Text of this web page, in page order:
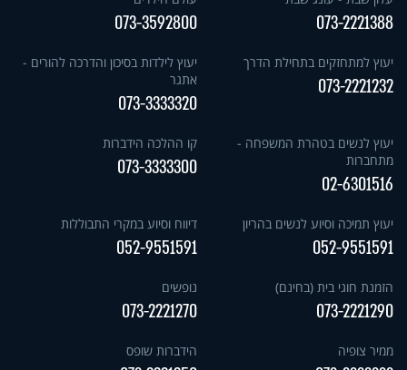
073-2221388
073-3592800
יעוץ למתחזקים בתחילת הדרך
073-2221232
יעוץ לילדות בסיכון והדרכה להורים -
אתגר
073-3333320
יעוץ לנשים בטהרת המשפחה -
מתחברות
02-6301516
קו ההלכה הידברות
073-3333300
יעוץ תמיכה וסיוע לנשים בהריון
052-9551591
דיווח וסיוע במקרי התבוללות
052-9551591
הזמנת חוגי בית (בחינם)
073-2221290
נופשים
073-2221270
ממיר צופיה הידברות שופס